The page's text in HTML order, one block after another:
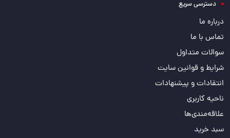
دسترسی سریع
درباره ما
تماس با ما
سوالات متداول
شرایط و قوانین سایت
انتقادات و پیشنهادات
ناحیه کاربری
علاقه‌مندی‌ها
سبد خرید